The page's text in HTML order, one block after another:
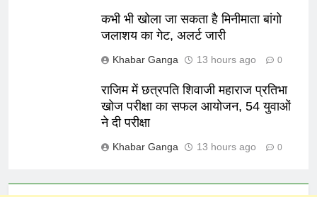
कभी भी खोला जा सकता है मिनीमाता बांगो
जलाशय का गेट, अलर्ट जारी
Khabar Ganga 13 hours ago 0
राजिम में छत्रपति शिवाजी महाराज प्रतिभा
खोज परीक्षा का सफल आयोजन, 54 युवाओं
ने दी परीक्षा
Khabar Ganga 13 hours ago 0